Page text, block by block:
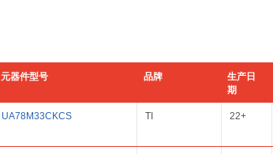
元器件型号 品牌
生产日
期
UA78M33CKCS TI 22+